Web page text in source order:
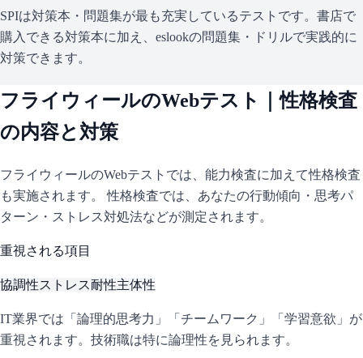
SPIは対策本・問題集が最も充実しているテストです。書店で
購入できる対策本に加え、eslookの問題集・ドリルで実践的に
対策できます。
フライウィールのWebテスト｜性格検査
の内容と対策
フライウィールのWebテストでは、能力検査に加えて性格検査
も実施されます。 性格検査では、あなたの行動傾向・思考パ
ターン・ストレス対処法などが測定されます。
重視される項目
協調性ストレス耐性主体性
IT業界では「論理的思考力」「チームワーク」「学習意欲」が
重視されます。技術職は特に論理性を見られます。